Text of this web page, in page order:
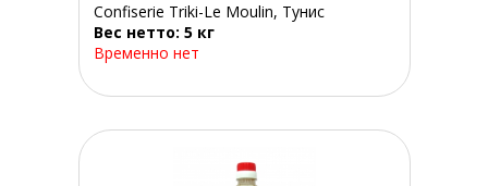
Confiserie Triki-Le Moulin, Тунис
Вес нетто: 5 кг
Временно нет